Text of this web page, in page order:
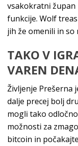
vsakokratni župan
funkcije. Wolf
jih že omenili in so
TAKO V
VAREN
Življenje Prešerna
dalje precej bolj
mogli tako
možnosti za
bitcoin in